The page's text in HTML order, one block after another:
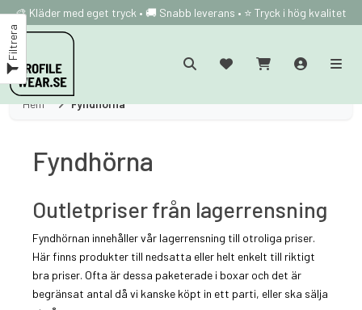
Filtrera
🎨 Kläder med eget tryck • 🚚 Snabb leverans • ⭐ Tryck i hög kvalitet
Hem Fyndhörna
Fyndhörna
Outletpriser från lagerrensning
Fyndhörnan innehåller vår lagerrensning till otroliga priser.
Här finns produkter till nedsatta eller helt enkelt till riktigt
bra priser. Ofta är dessa paketerade i boxar och det är
begränsat antal då vi kanske köpt in ett parti, eller ska sälja